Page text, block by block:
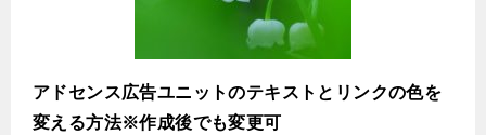
アドセンス広告ユニットのテキストとリンクの色を
変える方法※作成後でも変更可